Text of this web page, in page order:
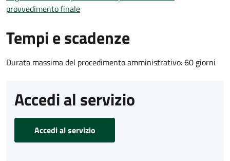
provvedimento finale
Tempi e scadenze
Durata massima del procedimento amministrativo: 60 giorni
Accedi al servizio
Accedi al servizio